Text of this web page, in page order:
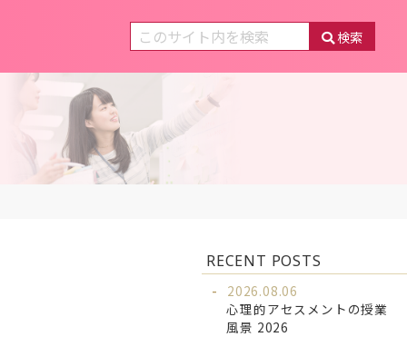
検索
RECENT POSTS
2026.08.06
心理的アセスメントの授業
風景 2026